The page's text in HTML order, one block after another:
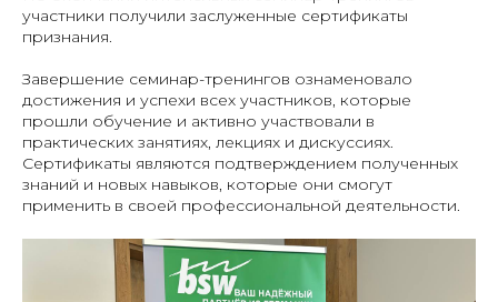
участники получили заслуженные сертификаты
признания.
Завершение семинар-тренингов ознаменовало
достижения и успехи всех участников, которые
прошли обучение и активно участвовали в
практических занятиях, лекциях и дискуссиях.
Сертификаты являются подтверждением полученных
знаний и новых навыков, которые они смогут
применить в своей профессиональной деятельности.